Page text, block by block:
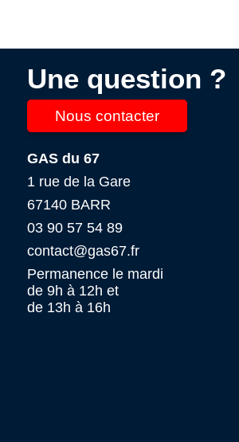
Une question ?
Nous contacter
GAS du 67
1 rue de la Gare
67140 BARR
03 90 57 54 89
contact@gas67.fr
Permanence le mardi
de 9h à 12h et
de 13h à 16h